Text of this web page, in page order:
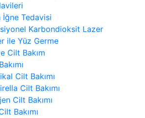
İğne Tedavisi
Karbondioksit Lazer
ile Yüz Germe
Cilt Bakım
Cilt Bakımı
Cilt Bakımı
Cilt Bakımı
Bakımı